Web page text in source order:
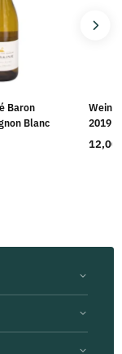
Baron
Blanc
2019
12,00